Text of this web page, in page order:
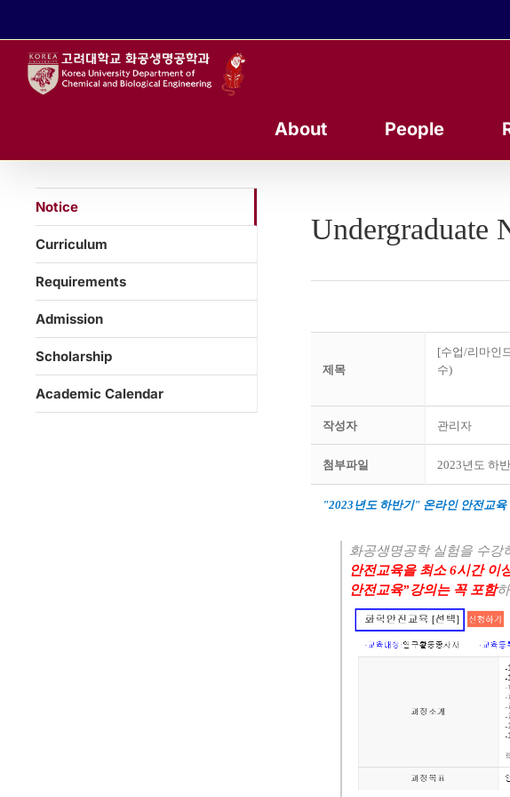
About People
Undergraduate
제목
[수업/리마인
수)
작성자 관리자
첨부파일 2023년도 하
"2023 년도 하반기" 온라인 안전교육
화공생명공학 실험을 수강
안전교육을 최소6시간 이
안전교육”강의는 꼭 포함
Notice
Curriculum
Requirements
Admission
Scholarship
Academic Calendar